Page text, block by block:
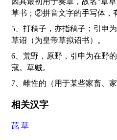
草书；②拼音文字的手写体，
5、打稿子，亦指稿子；引申为初步的，非正式的：草拟。
草诏（为皇帝草拟诏书）。
6、荒野，原野，引申为在野的、民间的：草野。草莽。草
寇。草贼。
7、雌性的（用于某些家畜、
相关汉字
茈 草